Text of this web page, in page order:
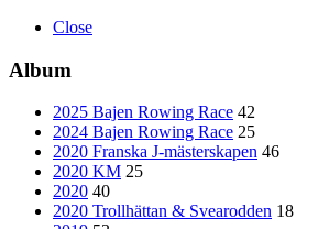
Close
Album
2025 Bajen Rowing Race 42
2024 Bajen Rowing Race 25
2020 Franska J-mästerskapen 46
2020 KM 25
2020 40
2020 Trollhättan & Svearodden 18